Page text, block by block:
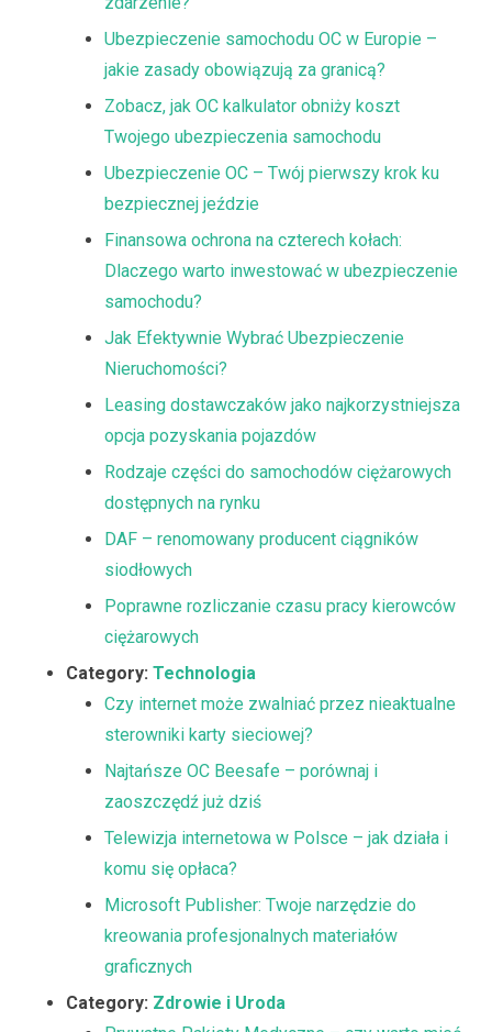
Ubezpieczenie samochodu OC w Europie –
jakie zasady obowiązują za granicą?
Zobacz, jak OC kalkulator obniży koszt
Twojego ubezpieczenia samochodu
Ubezpieczenie OC – Twój pierwszy krok ku
bezpiecznej jeździe
Finansowa ochrona na czterech kołach:
Dlaczego warto inwestować w ubezpieczenie
samochodu?
Jak Efektywnie Wybrać Ubezpieczenie
Nieruchomości?
Leasing dostawczaków jako najkorzystniejsza
opcja pozyskania pojazdów
Rodzaje części do samochodów ciężarowych
dostępnych na rynku
DAF – renomowany producent ciągników
siodłowych
Poprawne rozliczanie czasu pracy kierowców
ciężarowych
Category: Technologia
Czy internet może zwalniać przez nieaktualne
sterowniki karty sieciowej?
Najtańsze OC Beesafe – porównaj i
zaoszczędź już dziś
Telewizja internetowa w Polsce – jak działa i
komu się opłaca?
Microsoft Publisher: Twoje narzędzie do
kreowania profesjonalnych materiałów
graficznych
Category: Zdrowie i Uroda